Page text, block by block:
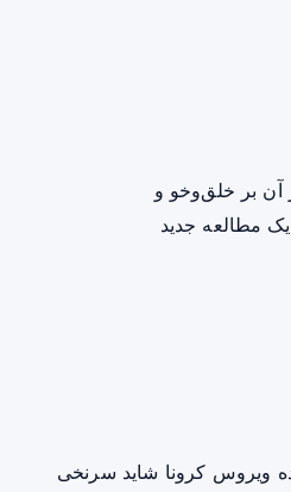
آن بر خلق‌وخو و
مطالعه جدید
ویروس کرونا شاید سرنخی